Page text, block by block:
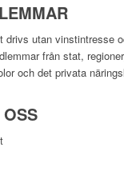
utan vinst­intresse
från stat,
och det privata